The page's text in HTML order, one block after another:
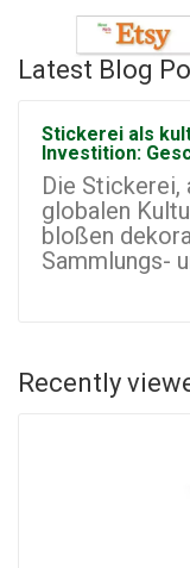
Latest Blog
Stickerei als
Investition:
Die
globalen
bloßen
Sammlungs-
Recently